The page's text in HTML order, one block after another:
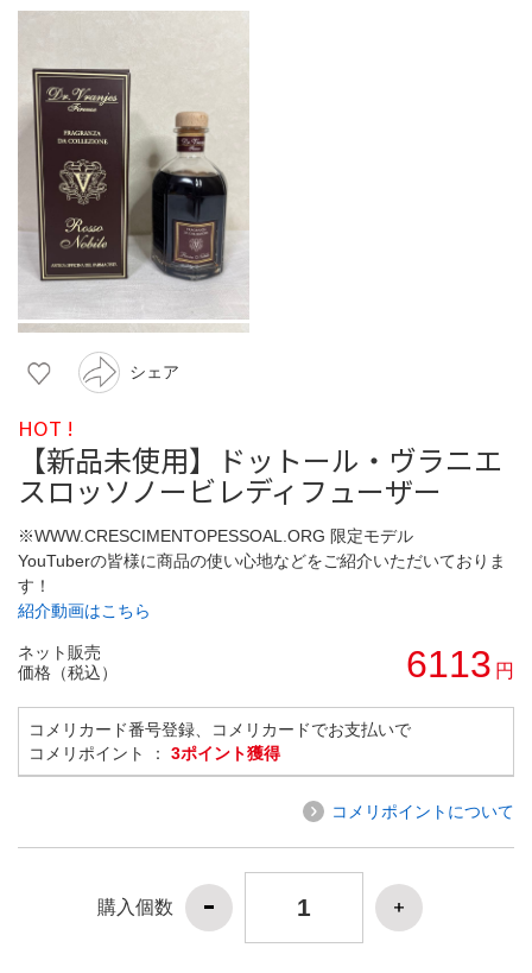
シェア
HOT !
【新品未使用】ドットール・ヴラニエ
スロッソノービレディフューザー
※WWW.CRESCIMENTOPESSOAL.ORG 限定モデル
YouTuberの皆様に商品の使い心地などをご紹介いただいておりま
す！
紹介動画はこちら
ネット販売
価格（税込）
6113 円
コメリカード番号登録、コメリカードでお支払いで
コメリポイント ： 3ポイント獲得
コメリポイントについて
購入個数